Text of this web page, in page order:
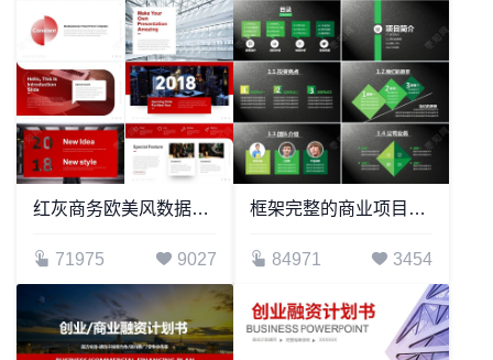
红灰商务欧美风数据表格企业宣传通用PPT模板
71975 9027
框架完整的商业项目计划书通用PPT模板
84971 3454